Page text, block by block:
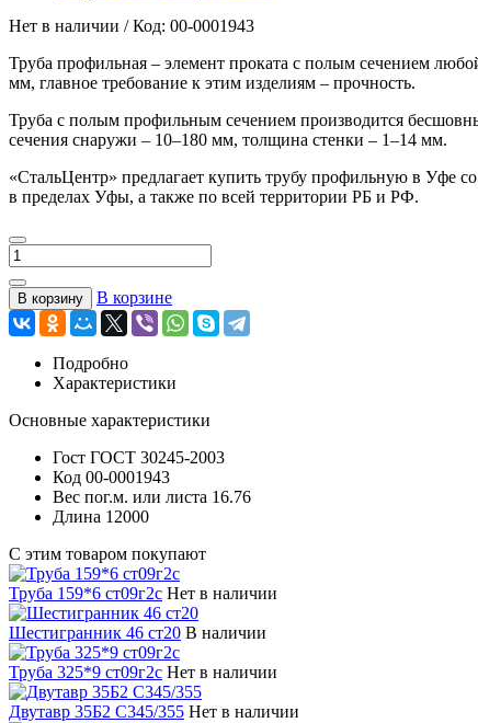
Нет в наличии / Код: 00-0001943
Труба профильная – элемент проката с полым сечением
мм, главное требование к этим изделиям – прочность.
Труба с полым профильным сечением производится
сечения снаружи – 10–180 мм, толщина стенки – 1–14 мм.
«СтальЦентр» предлагает купить трубу профильную в Уфе
в пределах Уфы, а также по всей территории РБ и РФ.
В корзину В корзине
Подробно
Характеристики
Основные характеристики
Гост ГОСТ 30245-2003
Код 00-0001943
Вес пог.м. или листа 16.76
Длина 12000
С этим товаром покупают
Труба 159*6 ст09г2с Нет в наличии
Шестигранник 46 ст20 В наличии
Труба 325*9 ст09г2с Нет в наличии
Двутавр 35Б2 С345/355 Нет в наличии